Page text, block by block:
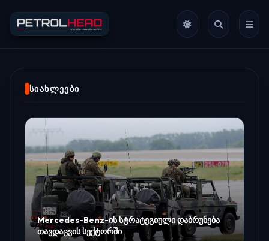
ᲡᲘᲐᲮᲚᲔᲔᲑᲘ
Mercedes-Benz-ის სტრატეგიული დაბრუნება
თავდაცვის სექტორში